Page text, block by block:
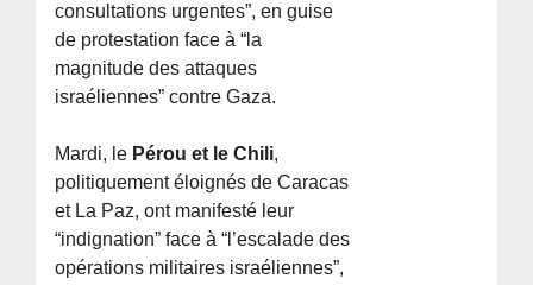
consultations urgentes”, en guise
de protestation face à “la
magnitude des attaques
israéliennes” contre Gaza.
Mardi, le Pérou et le Chili,
politiquement éloignés de Caracas
et La Paz, ont manifesté leur
“indignation” face à “l’escalade des
opérations militaires israéliennes”,